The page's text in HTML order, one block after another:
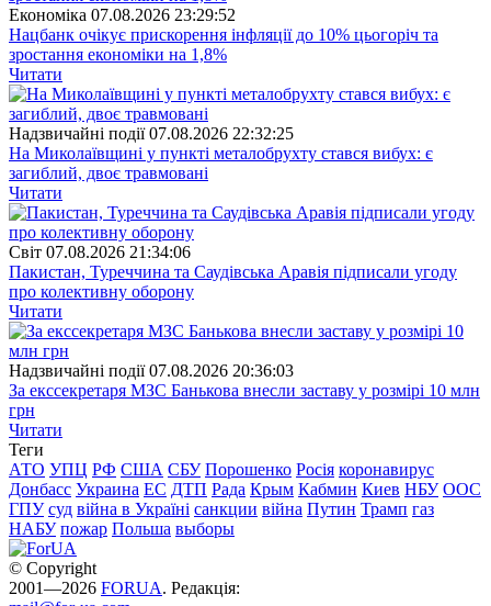
Економіка 07.08.2026 23:29:52
Нацбанк очікує прискорення інфляції до 10% цьогоріч та
зростання економіки на 1,8%
Читати
Надзвичайні події 07.08.2026 22:32:25
На Миколаївщині у пункті металобрухту стався вибух: є
загиблий, двоє травмовані
Читати
Свiт 07.08.2026 21:34:06
Пакистан, Туреччина та Саудівська Аравія підписали угоду
про колективну оборону
Читати
Надзвичайні події 07.08.2026 20:36:03
За екссекретаря МЗС Банькова внесли заставу у розмірі 10 млн
грн
Читати
Теги
АТО УПЦ РФ США СБУ Порошенко Росія коронавирус
Донбасс Украина ЕС ДТП Рада Крым Кабмин Киев НБУ ООС
ГПУ суд війна в Україні санкции війна Путин Трамп газ
НАБУ пожар Польша выборы
© Copyright
2001—2026 FORUA. Редакція: